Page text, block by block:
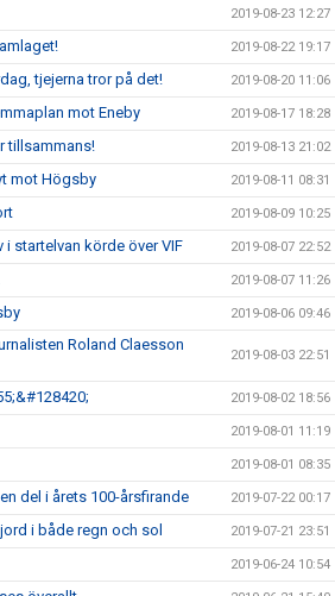
2019-08-23 12:27
2019-08-22 19:17
tjejerna tror på det! 2019-08-20 11:06
mot Eneby 2019-08-17 18:28
tillsammans! 2019-08-13 21:02
mot Högsby 2019-08-11 08:31
2019-08-09 10:25
i startelvan körde över VIF 2019-08-07 22:52
2019-08-07 11:26
2019-08-06 09:46
Roland Claesson
2019-08-03 22:51
2019-08-02 18:56
2019-08-01 11:19
2019-08-01 08:35
del i årets 100-årsfirande 2019-07-22 00:17
i både regn och sol 2019-07-21 23:51
2019-06-24 10:54